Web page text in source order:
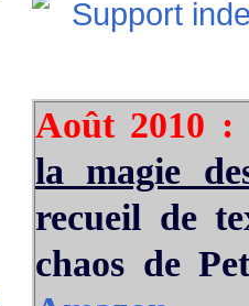
Août 2010 :
la magie
recueil de
chaos de